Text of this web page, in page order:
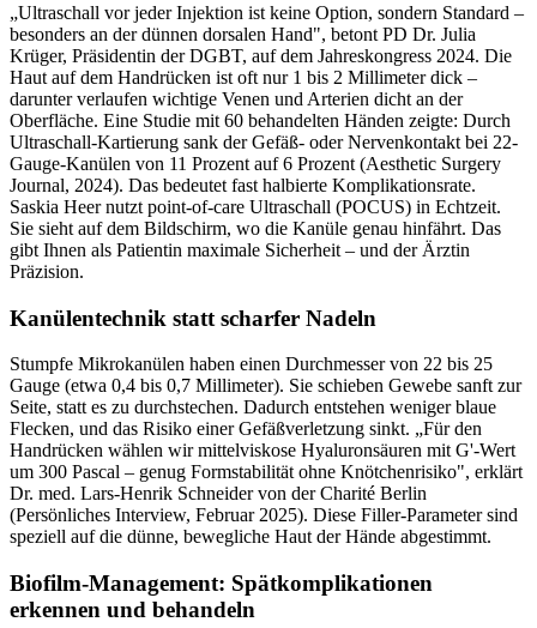
„Ultraschall vor jeder Injektion ist keine Option, sondern Standard –
besonders an der dünnen dorsalen Hand", betont PD Dr. Julia
Krüger, Präsidentin der DGBT, auf dem Jahreskongress 2024. Die
Haut auf dem Handrücken ist oft nur 1 bis 2 Millimeter dick –
darunter verlaufen wichtige Venen und Arterien dicht an der
Oberfläche. Eine Studie mit 60 behandelten Händen zeigte: Durch
Ultraschall-Kartierung sank der Gefäß- oder Nervenkontakt bei 22-
Gauge-Kanülen von 11 Prozent auf 6 Prozent (Aesthetic Surgery
Journal, 2024). Das bedeutet fast halbierte Komplikationsrate.
Saskia Heer nutzt point-of-care Ultraschall (POCUS) in Echtzeit.
Sie sieht auf dem Bildschirm, wo die Kanüle genau hinfährt. Das
gibt Ihnen als Patientin maximale Sicherheit – und der Ärztin
Präzision.
Kanülentechnik statt scharfer Nadeln
Stumpfe Mikrokanülen haben einen Durchmesser von 22 bis 25
Gauge (etwa 0,4 bis 0,7 Millimeter). Sie schieben Gewebe sanft zur
Seite, statt es zu durchstechen. Dadurch entstehen weniger blaue
Flecken, und das Risiko einer Gefäßverletzung sinkt. „Für den
Handrücken wählen wir mittelviskose Hyaluronsäuren mit G'-Wert
um 300 Pascal – genug Formstabilität ohne Knötchenrisiko", erklärt
Dr. med. Lars-Henrik Schneider von der Charité Berlin
(Persönliches Interview, Februar 2025). Diese Filler-Parameter sind
speziell auf die dünne, bewegliche Haut der Hände abgestimmt.
Biofilm-Management: Spätkomplikationen
erkennen und behandeln